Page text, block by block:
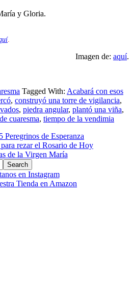
y Gloria.
.
Imagen de: aquí.
Tagged With: Acabará con esos
, construyó una torre de vigilancia,
, piedra angular, plantó una viña,
cuaresma, tiempo de la vendimia